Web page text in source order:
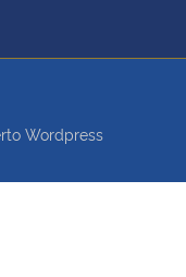
Wordpress